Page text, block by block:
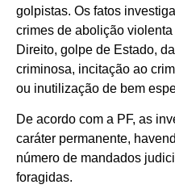
golpistas. Os fatos
crimes de abolição
Direito, golpe de Estado,
criminosa, incitação ao
ou inutilização de bem
De acordo com a PF, as
caráter permanente,
número de mandados
foragidas.